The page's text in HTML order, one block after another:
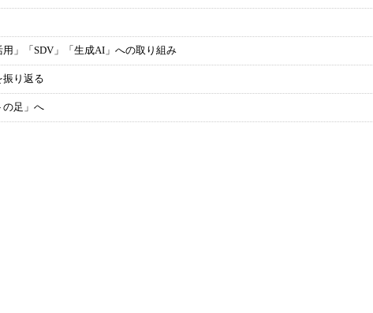
」「SDV」「生成AI」への取り組み
振り返る
の足」へ